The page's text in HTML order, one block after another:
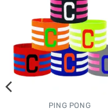
PING PONG